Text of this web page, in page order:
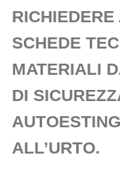
SCHEDE
MATERIALI
DI
ALL’URTO.